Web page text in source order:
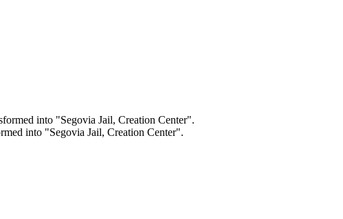
into "Segovia Jail, Creation Center".